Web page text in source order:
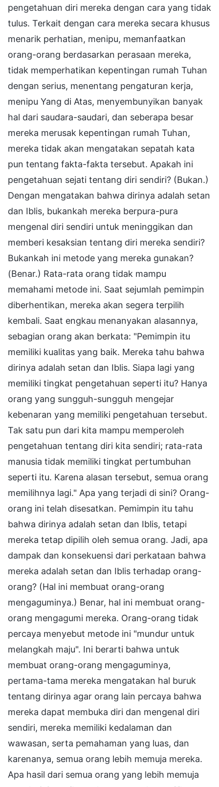
pengetahuan diri mereka dengan cara yang tidak
tulus. Terkait dengan cara mereka secara khusus
menarik perhatian, menipu, memanfaatkan
orang-orang berdasarkan perasaan mereka,
tidak memperhatikan kepentingan rumah Tuhan
dengan serius, menentang pengaturan kerja,
menipu Yang di Atas, menyembunyikan banyak
hal dari saudara-saudari, dan seberapa besar
mereka merusak kepentingan rumah Tuhan,
mereka tidak akan mengatakan sepatah kata
pun tentang fakta-fakta tersebut. Apakah ini
pengetahuan sejati tentang diri sendiri? (Bukan.)
Dengan mengatakan bahwa dirinya adalah setan
dan Iblis, bukankah mereka berpura-pura
mengenal diri sendiri untuk meninggikan dan
memberi kesaksian tentang diri mereka sendiri?
Bukankah ini metode yang mereka gunakan?
(Benar.) Rata-rata orang tidak mampu
memahami metode ini. Saat sejumlah pemimpin
diberhentikan, mereka akan segera terpilih
kembali. Saat engkau menanyakan alasannya,
sebagian orang akan berkata: "Pemimpin itu
memiliki kualitas yang baik. Mereka tahu bahwa
dirinya adalah setan dan Iblis. Siapa lagi yang
memiliki tingkat pengetahuan seperti itu? Hanya
orang yang sungguh-sungguh mengejar
kebenaran yang memiliki pengetahuan tersebut.
Tak satu pun dari kita mampu memperoleh
pengetahuan tentang diri kita sendiri; rata-rata
manusia tidak memiliki tingkat pertumbuhan
seperti itu. Karena alasan tersebut, semua orang
memilihnya lagi." Apa yang terjadi di sini? Orang-
orang ini telah disesatkan. Pemimpin itu tahu
bahwa dirinya adalah setan dan Iblis, tetapi
mereka tetap dipilih oleh semua orang. Jadi, apa
dampak dan konsekuensi dari perkataan bahwa
mereka adalah setan dan Iblis terhadap orang-
orang? (Hal ini membuat orang-orang
mengaguminya.) Benar, hal ini membuat orang-
orang mengagumi mereka. Orang-orang tidak
percaya menyebut metode ini "mundur untuk
melangkah maju". Ini berarti bahwa untuk
membuat orang-orang mengaguminya,
pertama-tama mereka mengatakan hal buruk
tentang dirinya agar orang lain percaya bahwa
mereka dapat membuka diri dan mengenal diri
sendiri, mereka memiliki kedalaman dan
wawasan, serta pemahaman yang luas, dan
karenanya, semua orang lebih memuja mereka.
Apa hasil dari semua orang yang lebih memuja